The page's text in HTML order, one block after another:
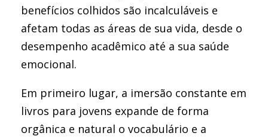
benefícios colhidos são incalculáveis e
afetam todas as áreas de sua vida, desde o
desempenho acadêmico até a sua saúde
emocional.
Em primeiro lugar, a imersão constante em
livros para jovens expande de forma
orgânica e natural o vocabulário e a